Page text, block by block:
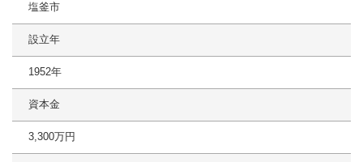
塩釜市
設立年
1952年
資本金
3,300万円